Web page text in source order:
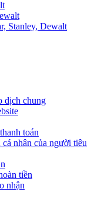
Stanley, Dewalt
dịch chung
toán
nhân của người tiêu
tiền
nhận